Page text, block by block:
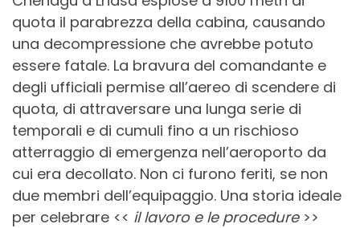
quota il parabrezza della cabina, causando
una decompressione che avrebbe potuto
essere fatale. La bravura del comandante e
degli ufficiali permise all’aereo di scendere di
quota, di attraversare una lunga serie di
temporali e di cumuli fino a un rischioso
atterraggio di emergenza nell’aeroporto da
cui era decollato. Non ci furono feriti, se non
due membri dell’equipaggio. Una storia ideale
per celebrare << il lavoro e le procedure>>